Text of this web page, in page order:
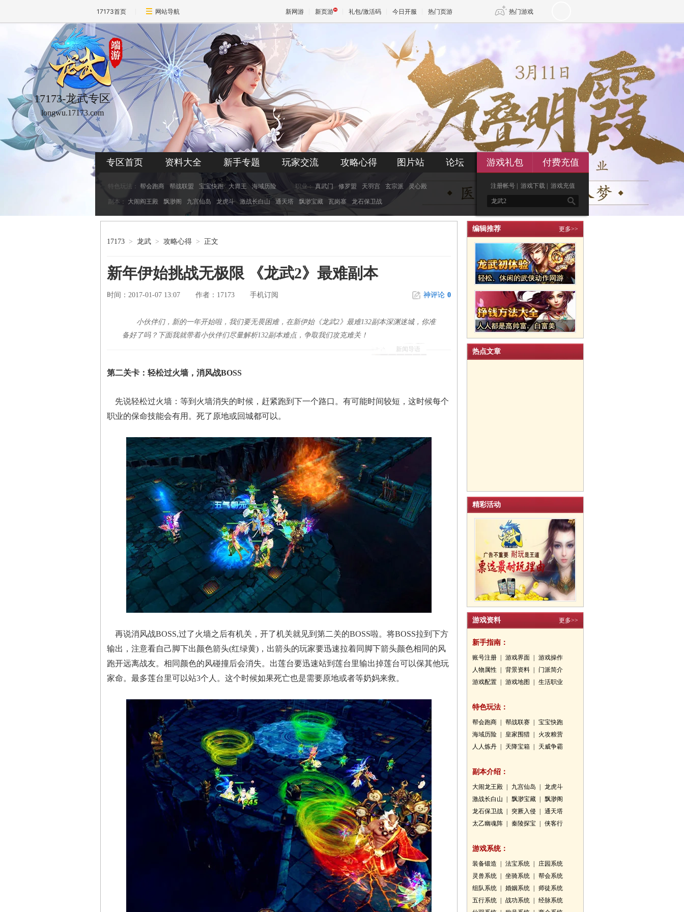
17173首页 网站导航 新网游 新页游 礼包/激活码 今日开服 热门页游 热门游戏
DNF
天堂 剑网3旗舰版 新天龙八部
王权与自由 诛仙世界 新仙侠5
17173-龙武专区
longwu.17173.com
专区首页 资料大全 新手专题 玩家交流 攻略心得 图片站 论坛
特色玩法： 帮会跑商 帮战联盟 宝宝快跑 大胃王 海域历险 职业： 真武门 修罗盟 天羽宫 玄宗派 灵心殿
副本： 大闹阎王殿 飘渺阁 九宫仙岛 龙虎斗 激战长白山 通天塔 飘渺宝藏 瓦岗寨 龙石保卫战
游戏礼包 付费充值
注册帐号 游戏下载 游戏充值

17173 > 龙武 > 攻略心得 > 正文
新年伊始挑战无极限 《龙武2》最难副本
时间：2017-01-07 13:07 作者： 17173 手机订阅 神评论 0
新闻导语
小伙伴们，新的一年开始啦，我们要无畏困难，在新伊始《龙武2》最难132副本深渊迷城，你准
备好了吗？下面我就带着小伙伴们尽量解析132副本难点，争取我们攻克难关！
第二关卡：轻松过火墙，消风战BOSS
先说轻松过火墙：等到火墙消失的时候，赶紧跑到下一个路口。有可能时间较短，这时候每个
职业的保命技能会有用。死了原地或回城都可以。
再说消风战BOSS,过了火墙之后有机关，开了机关就见到第二关的BOSS啦。将BOSS拉到下方
输出，注意看自己脚下出颜色箭头(红绿黄)，出箭头的玩家要迅速拉着同脚下箭头颜色相同的风
跑开远离战友。相同颜色的风碰撞后会消失。出莲台要迅速站到莲台里输出掉莲台可以保其他玩
家命。最多莲台里可以站3个人。这个时候如果死亡也是需要原地或者等奶妈来救。
编辑推荐 更多>>
热点文章
精彩活动
游戏资料 更多>>
新手指南：
账号注册 游戏界面
游戏操作
人物属性
背景资料
门派简介
游戏配置
游戏地图 生活职业
特色玩法：
帮会跑商 帮战联赛
宝宝快跑
海域历险
皇家围猎
火攻粮营
人人炼丹
天降宝箱 天威争霸
副本介绍：
大闹龙王殿 九宫仙岛
龙虎斗
激战长白山
飘渺宝藏
飘渺阁
龙石保卫战
突厥入侵
通天塔
太乙幽魂阵
秦陵探宝 侠客行
游戏系统：
装备锻造 法宝系统
庄园系统
灵兽系统
坐骑系统
帮会系统
组队系统
婚姻系统
师徒系统
五行系统
战功系统
经脉系统